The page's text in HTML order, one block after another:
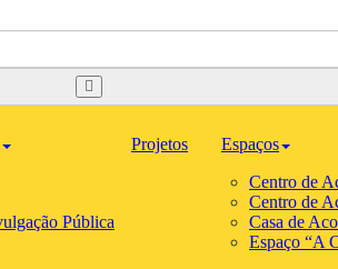
Pública
Projetos
Espaços
Centro de
Centro de
Casa de
Espaço “A